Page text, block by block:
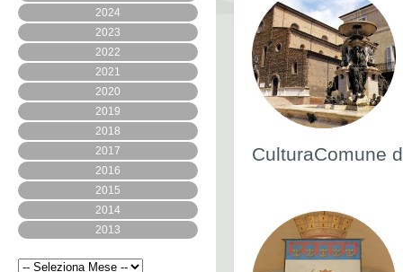
2024
2023
2022
2021
2020
2019
2018
2017
2016
2015
2014
2013
CulturaComune